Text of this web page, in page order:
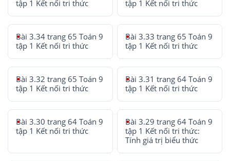
tập 1 Kết nối tri thức tập 1 Kết nối tri thức
Bài 3.34 trang 65 Toán 9
tập 1 Kết nối tri thức
Bài 3.33 trang 65 Toán 9
tập 1 Kết nối tri thức
Bài 3.32 trang 65 Toán 9
tập 1 Kết nối tri thức
Bài 3.31 trang 64 Toán 9
tập 1 Kết nối tri thức
Bài 3.30 trang 64 Toán 9
tập 1 Kết nối tri thức
Bài 3.29 trang 64 Toán 9
tập 1 Kết nối tri thức:
Tính giá trị biểu thức